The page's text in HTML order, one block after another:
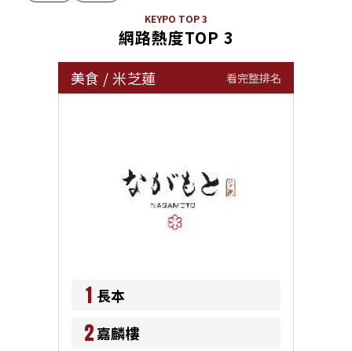
KEYPO TOP 3
網路熱度TOP 3
美食 /米芝蓮 看完整排名
1 長本
2嘉麟樓